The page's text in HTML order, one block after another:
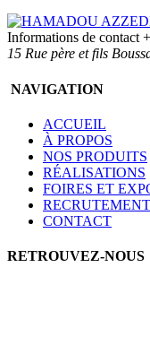
Informations de contact
15 Rue père et fils
NAVIGATION
ACCUEIL
À PROPOS
NOS PRODUITS
RÉALISATIONS
FOIRES ET
RECRUTEMENT
CONTACT
RETROUVEZ-NOUS